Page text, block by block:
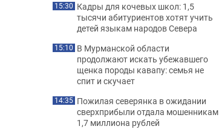
15:30 Кадры для кочевых школ: 1,5
тысячи абитуриентов хотят учить
детей языкам народов Севера
15:10 В Мурманской области
продолжают искать убежавшего
щенка породы кавапу: семья не
спит и скучает
14:35 Пожилая северянка в ожидании
сверхприбыли отдала мошенникам
1,7 миллиона рублей